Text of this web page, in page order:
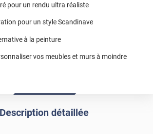
pour un rendu ultra réaliste
pour un style Scandinave
à la peinture
vos meubles et murs à moindre
Description détaillée